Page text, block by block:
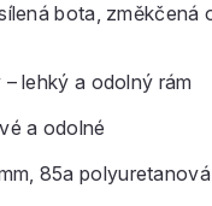
bota, změkčená
– lehký a odolný rám
a odolné
85a